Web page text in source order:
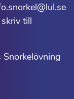
till